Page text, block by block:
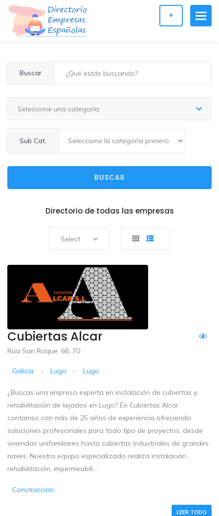
+
Buscar
Seleccione una categoría
Sub Cat.
BUSCAR
Directorio de todas las empresas
Select
Cubiertas Alcar
Rúa San Roque, 66, 70
Galicia - Lugo - Lugo
¿Buscas una empresa experta en instalación de cubiertas y
rehabilitación de tejados en Lugo? En Cubiertas Alcar
contamos con más de 25 años de experiencia ofreciendo
soluciones profesionales para todo tipo de proyectos, desde
viviendas unifamiliares hasta cubiertas industriales de grandes
naves. Nuestro equipo especializado realiza instalación,
rehabilitación, impermeabili...
Construccion
LEER TODO